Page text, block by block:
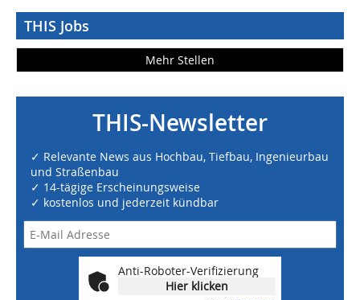
THIS Jobs
Mehr Stellen
THIS-Newsletter
✓ Relevante News aus Hochbau, Tiefbau, Ingenieurbau
und Straßenbau
✓ 14-tägige Erscheinungsweise
✓ kostenlos und jederzeit kündbar
Anti-Roboter-Verifizierung
Hier klicken